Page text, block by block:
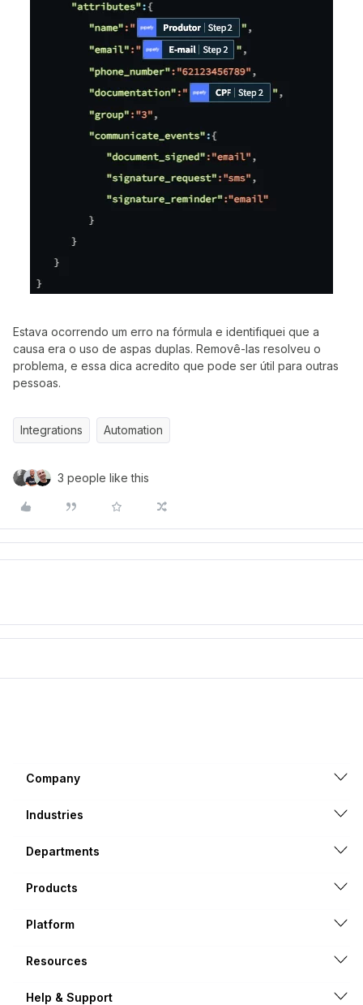
Estava ocorrendo um erro na fórmula e identifiquei que a
causa era o uso de aspas duplas. Removê-las resolveu o
problema, e essa dica acredito que pode ser útil para outras
pessoas.
Integrations Automation
3 people like this
Company
Industries
Departments
Products
Platform
Resources
Help & Support